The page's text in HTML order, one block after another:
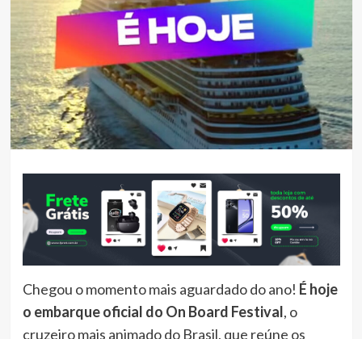
Chegou o momento mais aguardado do ano! É hoje
o embarque oficial do On Board Festival, o
cruzeiro mais animado do Brasil, que reúne os